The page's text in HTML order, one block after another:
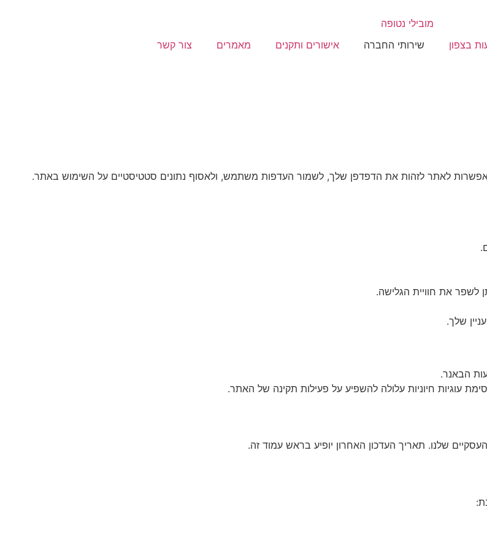
בצפון שירותי החברה אישורים ותקנים מאמרים צור קשר
לאתר לזהות את הדפדפן שלך, לשמור העדפות משתמש, ולאסוף נתונים סטטיסטיים על השימוש באתר.
לשפר את חוויית הגלישה.
שלך.
הבאנר.
עוגיות חיוניות עלולה להשפיע על פעילות תקינה של האתר.
שלנו. תאריך העדכון האחרון יופיע בראש עמוד זה.